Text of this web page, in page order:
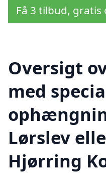
Få 3 tilbud,
Oversigt
med
Lørslev
Hjørring